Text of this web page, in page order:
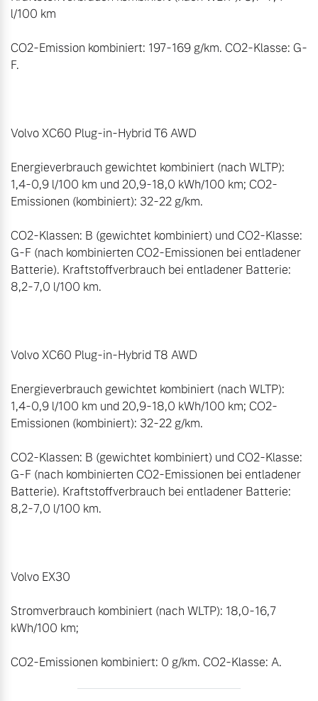
l/100 km
CO2-Emission kombiniert: 197-169 g/km. CO2-Klasse: G-
F.
Volvo XC60 Plug-in-Hybrid T6 AWD
Energieverbrauch gewichtet kombiniert (nach WLTP):
1,4-0,9 l/100 km und 20,9-18,0 kWh/100 km; CO2-
Emissionen (kombiniert): 32-22 g/km.
CO2-Klassen: B (gewichtet kombiniert) und CO2-Klasse:
G-F (nach kombinierten CO2-Emissionen bei entladener
Batterie). Kraftstoffverbrauch bei entladener Batterie:
8,2-7,0 l/100 km.
Volvo XC60 Plug-in-Hybrid T8 AWD
Energieverbrauch gewichtet kombiniert (nach WLTP):
1,4-0,9 l/100 km und 20,9-18,0 kWh/100 km; CO2-
Emissionen (kombiniert): 32-22 g/km.
CO2-Klassen: B (gewichtet kombiniert) und CO2-Klasse:
G-F (nach kombinierten CO2-Emissionen bei entladener
Batterie). Kraftstoffverbrauch bei entladener Batterie:
8,2-7,0 l/100 km.
Volvo EX30
Stromverbrauch kombiniert (nach WLTP): 18,0-16,7
kWh/100 km;
CO2-Emissionen kombiniert: 0 g/km. CO2-Klasse: A.